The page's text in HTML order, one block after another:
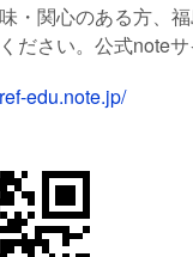
・関心のある方、
ださい。公式note
edu.note.jp/